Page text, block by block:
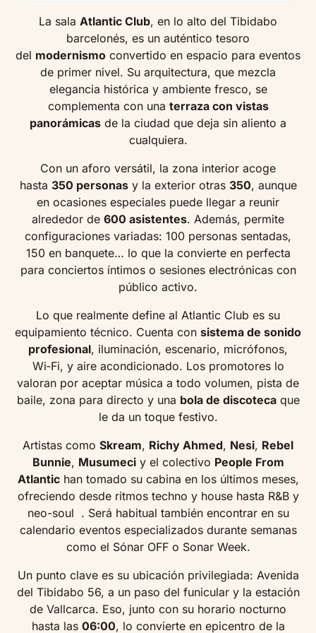
La sala Atlantic Club, en lo alto del Tibidabo
barcelonés, es un auténtico tesoro
del modernismo convertido en espacio para eventos
de primer nivel. Su arquitectura, que mezcla
elegancia histórica y ambiente fresco, se
complementa con una terraza con vistas
panorámicas de la ciudad que deja sin aliento a
cualquiera.
Con un aforo versátil, la zona interior acoge
hasta 350 personasy la exterior otras 350, aunque
en ocasiones especiales puede llegar a reunir
alrededor de 600 asistentes. Además, permite
configuraciones variadas: 100 personas sentadas,
150 en banquete… lo que la convierte en perfecta
para conciertos íntimos o sesiones electrónicas con
público activo.
Lo que realmente define al Atlantic Club es su
equipamiento técnico. Cuenta con sistema de sonido
profesional, iluminación, escenario, micrófonos,
Wi‑Fi, y aire acondicionado. Los promotores lo
valoran por aceptar música a todo volumen, pista de
baile, zona para directo y una bola de discotecaque
le da un toque festivo.
Artistas como Skream, Richy Ahmed, Nesi, Rebel
Bunnie, Musumeciy el colectivo People From
Atlantichan tomado su cabina en los últimos meses,
ofreciendo desde ritmos techno y house hasta R&B y
neo-soul . Será habitual también encontrar en su
calendario eventos especializados durante semanas
como el Sónar OFF o Sonar Week.
Un punto clave es su ubicación privilegiada: Avenida
del Tibidabo 56, a un paso del funicular y la estación
de Vallcarca. Eso, junto con su horario nocturno
hasta las 06:00, lo convierte en epicentro de la